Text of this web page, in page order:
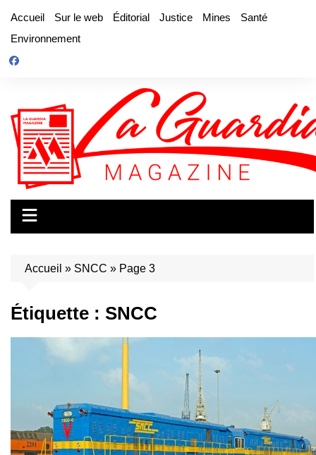
contenu
Accueil Sur le web Éditorial Justice Mines
Santé
Environnement
Accueil » SNCC » Page 3
Étiquette : SNCC